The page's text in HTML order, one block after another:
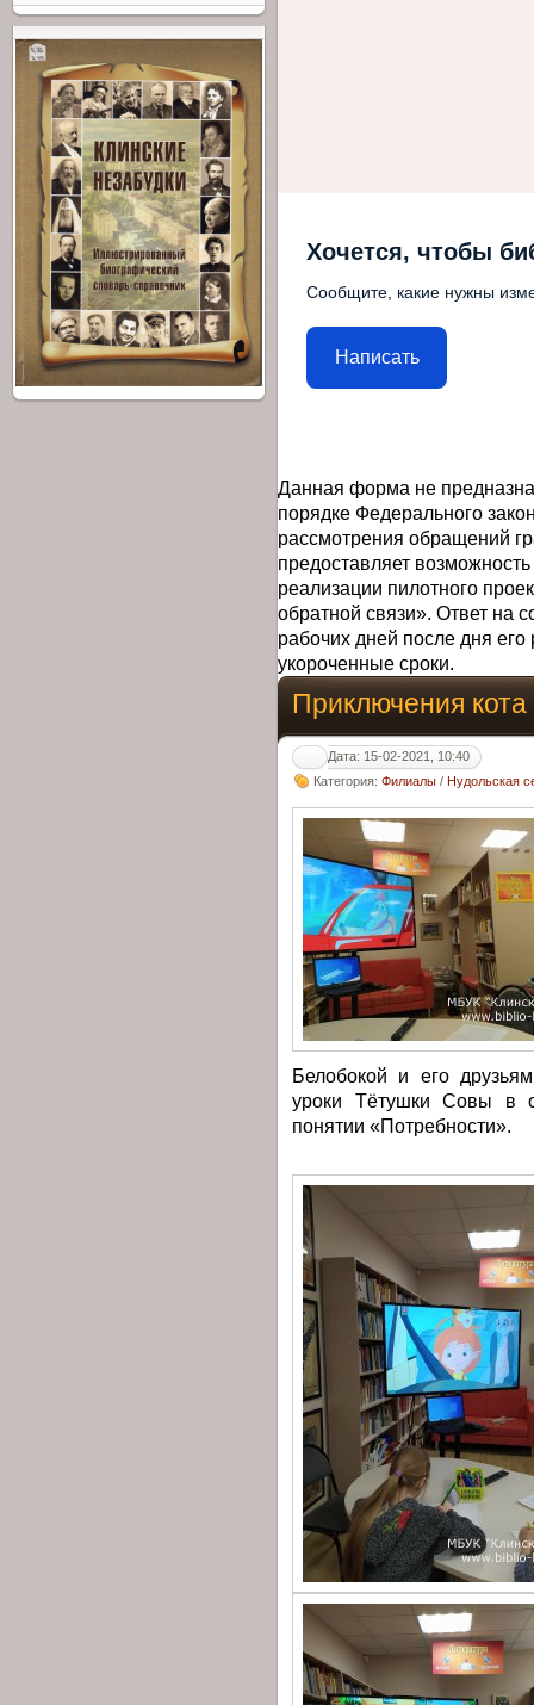
Хочется, чтобы
Сообщите, какие нужны
Написать
Данная форма не
порядке Федерального
рассмотрения обращений
предоставляет
реализации пилотного
обратной связи». Ответ на
рабочих дней после дня
укороченные сроки.
Приключения
Дата: 15-02-2021, 10:40
Категория: Филиалы / Нудольская
Белобокой и его
уроки Тётушки Совы в
понятии «Потребности».